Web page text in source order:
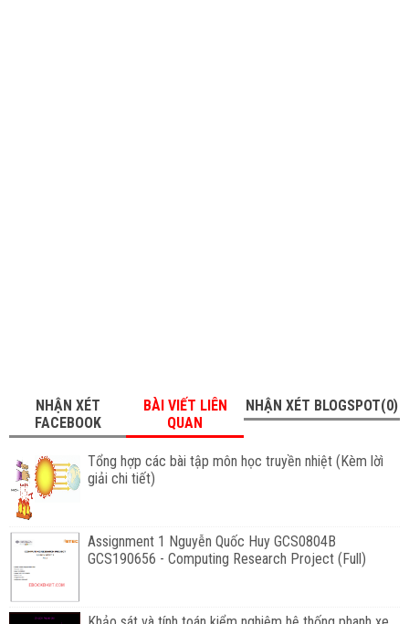
NHẬN XÉT
FACEBOOK
BÀI VIẾT LIÊN
QUAN
NHẬN XÉT BLOGSPOT(0)
Tổng hợp các bài tập môn học truyền nhiệt (Kèm lờì
giải chi tiết)
Assignment 1 Nguyễn Quốc Huy GCS0804B
GCS190656 - Computing Research Project (Full)